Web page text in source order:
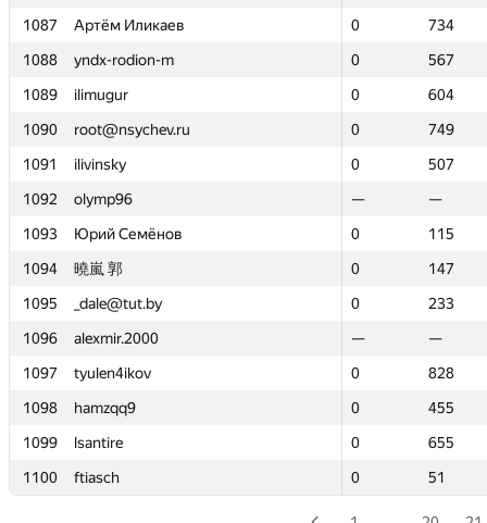
1087
Артём Иликаев 0
734
1088
yndx-rodion-m 0
567
1089
ilimugur 0
604
1090
root@nsychev.ru 0
749
1091
ilivinsky 0
507
1092
olymp96 —
—
1093
Юрий Семёнов 0
115
1094
曉嵐 郭 0
147
1095
_dale@tut.by 0
233
1096
alexmir.2000 —
—
1097
tyulen4ikov 0
828
1098
hamzqq9 0
455
1099
lsantire 0
655
1100
ftiasch 0 51
1087
Артём Иликаев 0
734
1088
yndx-rodion-m 0
567
1089
ilimugur 0
604
1090
root@nsychev.ru 0
749
1091
ilivinsky 0
507
1092
olymp96 —
—
1093
Юрий Семёнов 0
115
1094
曉嵐 郭 0
147
1095
_dale@tut.by 0
233
1096
alexmir.2000 —
—
1097
tyulen4ikov 0
828
1098
hamzqq9 0
455
1099
lsantire 0
655
1100
ftiasch 0 51